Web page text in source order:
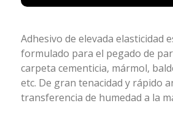
Adhesivo de elevada elasticidad
formulado para el pegado de
carpeta cementicia, mármol,
etc. De gran tenacidad y rápido
transferencia de humedad a la